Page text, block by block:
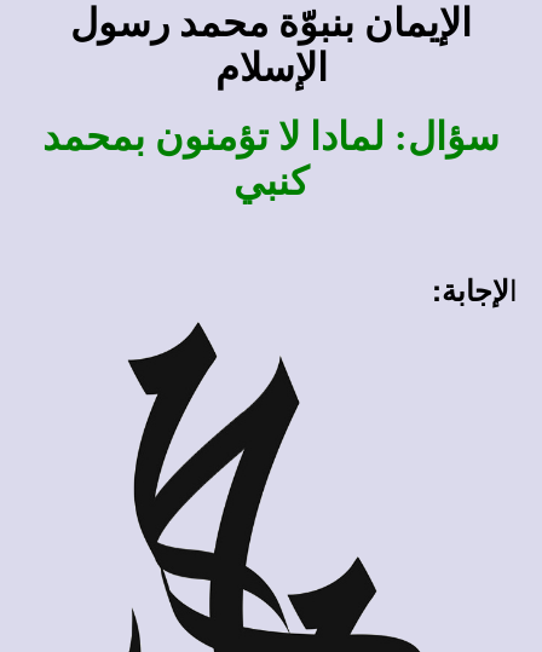
الإيمان بنبوّة محمد رسول
الإسلام
سؤال: لمادا لا تؤمنون بمحمد
كنبي
الإجابة: